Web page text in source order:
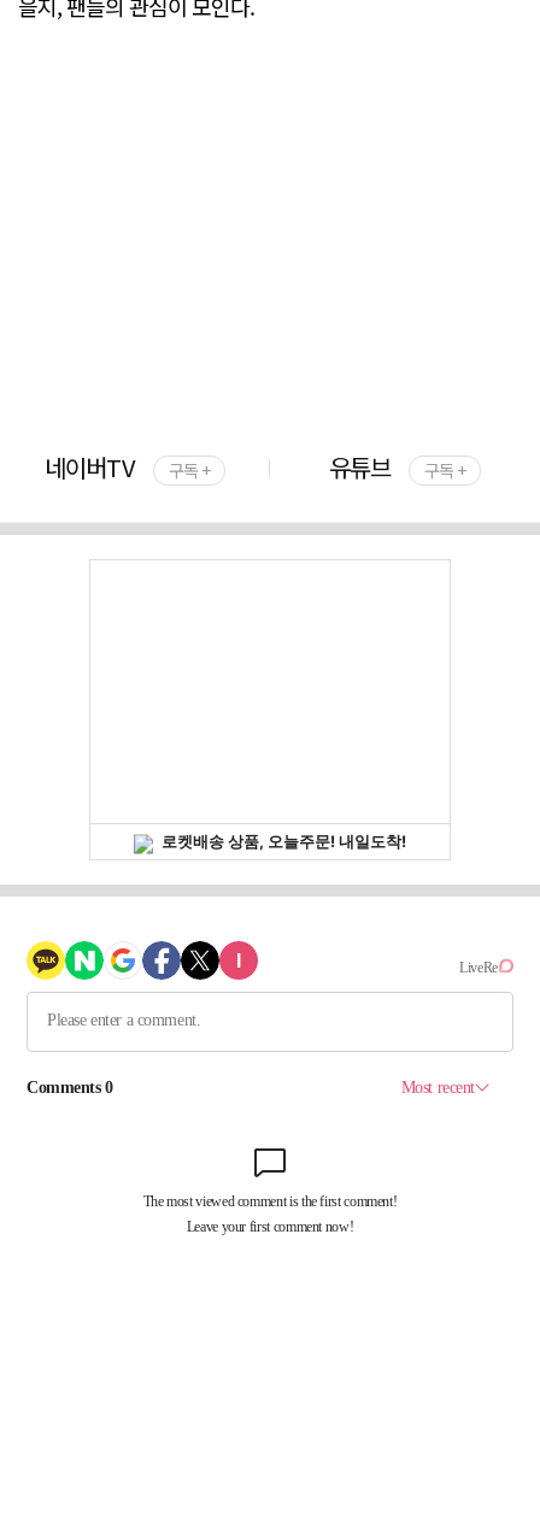
을지, 팬들의 관심이 모인다.
네이버TV 구독 + 유튜브 구독 +